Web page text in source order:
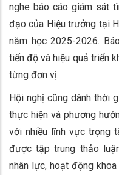
nghe báo cáo giám sát
đạo của Hiệu trưởng tại
năm học 2025-2026.
tiến độ và hiệu quả triển
từng đơn vị.
Hội nghị cũng dành thời
thực hiện và phương
với nhiều lĩnh vực trọng
được tập trung thảo
nhân lực, hoạt động